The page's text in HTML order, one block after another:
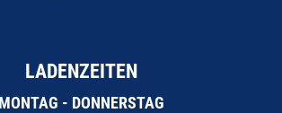
LADENZEITEN
MONTAG - DONNERSTAG